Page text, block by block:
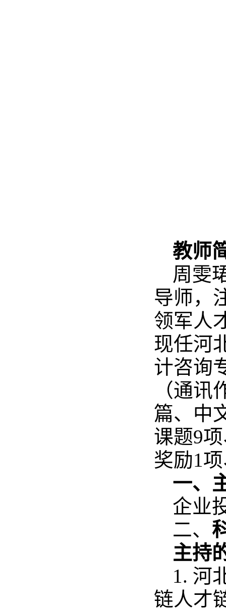
教师
周雯
导师，
领军人
现任河
计咨询
（通
篇、中
课题9
奖励1
一、
企业
二、
主持
1. 河
链人才